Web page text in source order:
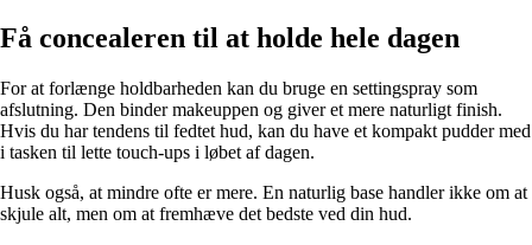
Få concealeren til at holde hele dagen
For at forlænge holdbarheden kan du bruge en settingspray som
afslutning. Den binder makeuppen og giver et mere naturligt finish.
Hvis du har tendens til fedtet hud, kan du have et kompakt pudder med
i tasken til lette touch-ups i løbet af dagen.
Husk også, at mindre ofte er mere. En naturlig base handler ikke om at
skjule alt, men om at fremhæve det bedste ved din hud.